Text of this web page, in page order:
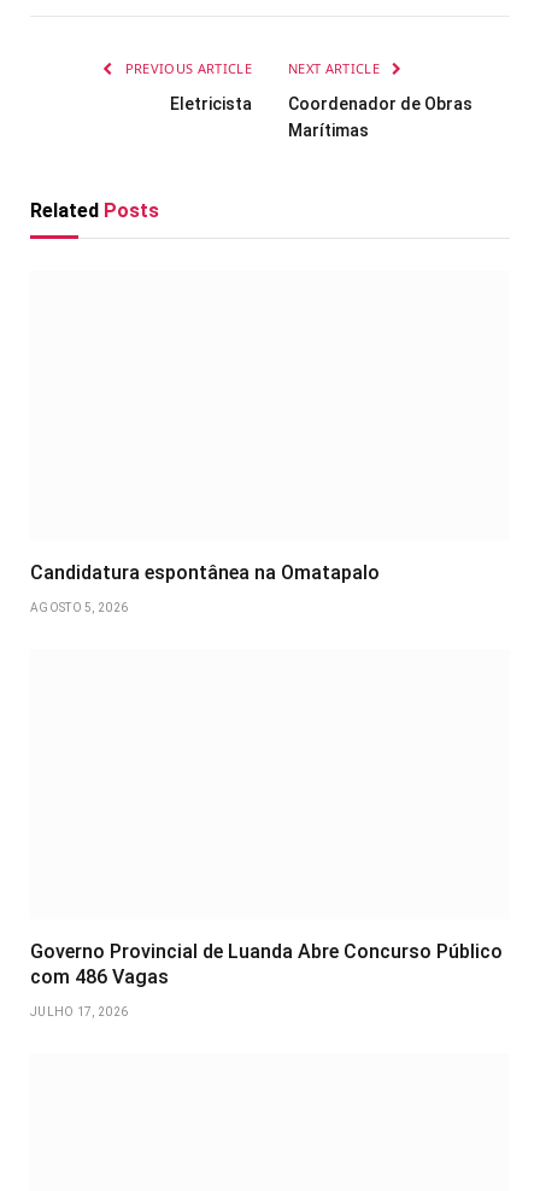
PREVIOUS ARTICLE
Eletricista
NEXT ARTICLE
Coordenador de Obras
Marítimas
Related Posts
Candidatura espontânea na Omatapalo
AGOSTO 5, 2026
Governo Provincial de Luanda Abre Concurso Público
com 486 Vagas
JULHO 17, 2026